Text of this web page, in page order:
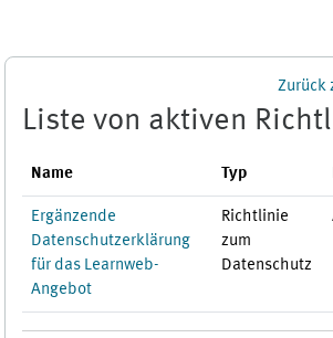
Zurück
Liste von aktiven
Name Typ
Ergänzende
Datenschutzerklärung
für das Learnweb-
Angebot
Richtlinie
zum
Datenschutz